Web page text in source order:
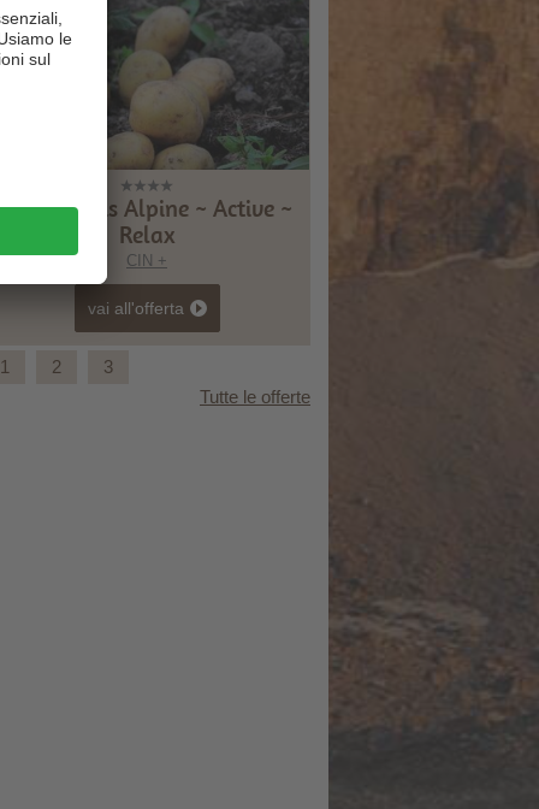
Montanaris Alpine ~ Active ~
Relax
CIN +
vai all'offerta
1 2
3
Tutte le offerte